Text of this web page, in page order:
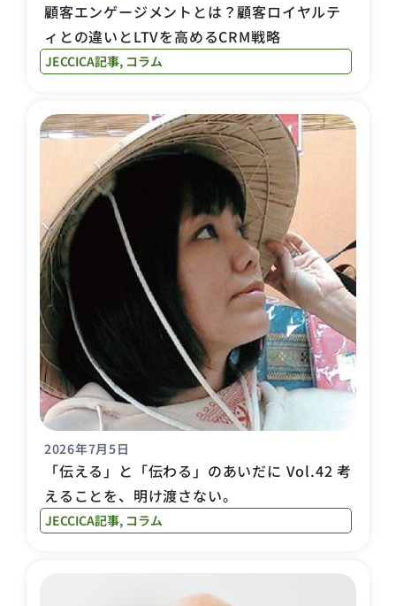
顧客エンゲージメントとは？顧客ロイヤルテ
ィとの違いとLTVを高めるCRM戦略
JECCICA記事, コラム
2026年7月5日
「伝える」と「伝わる」のあいだに Vol.42 考
えることを、明け渡さない。
JECCICA記事, コラム